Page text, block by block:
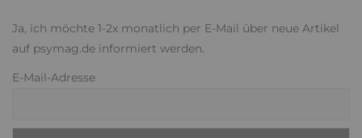
Ja, ich möchte 1-2x monatlich per E-Mail über neue Artikel
auf psymag.de informiert werden.
E-Mail-Adresse